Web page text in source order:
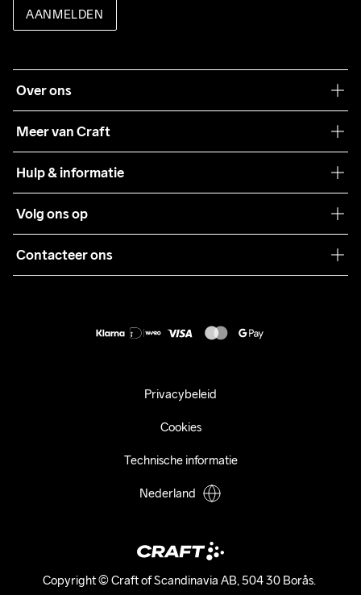
AANMELDEN
Over ons
Meer van Craft
Teamwear
Samenwerkingen
Pers
Hulp & informatie
Algemene voorwaarden
Retour
Volg ons op
Contacteer ons
Copyright © Craft of Scandinavia AB, 504 30 Borås.
Privacybeleid
Cookies
Technische informatie
Nederland